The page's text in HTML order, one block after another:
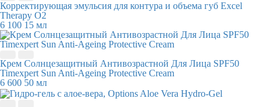
Корректирующая эмульсия для контура и объема губ Excel
Therapy O2
6 100 15 мл
Крем Солнцезащитный Антивозрастной Для Лица SPF50
Timexpert Sun Anti-Ageing Protective Cream
6 600 50 мл